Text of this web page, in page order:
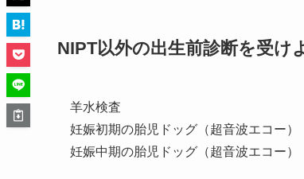
NIPT以外の出生前診断を受け
羊水検査
妊娠初期の胎児ドッグ（超音波エコー）
妊娠中期の胎児ドッグ（超音波エコー）